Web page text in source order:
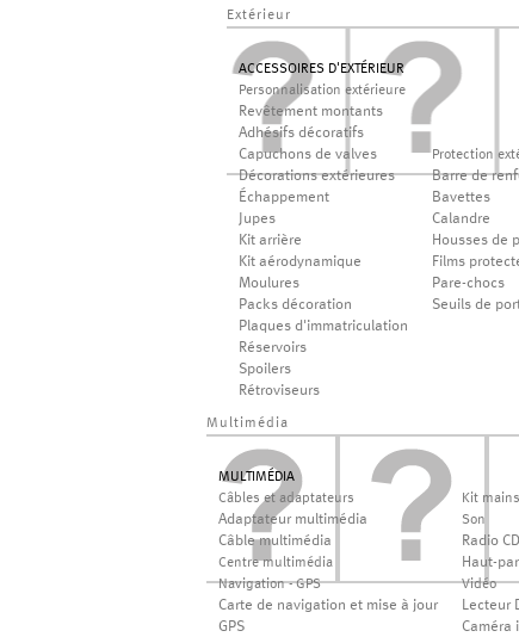
Extérieur
ACCESSOIRES D'EXTÉRIEUR
Personnalisation extérieure
Revêtement montants
Adhésifs décoratifs
Capuchons de valves
Décorations extérieures
Échappement
Jupes
Kit arrière
Kit aérodynamique
Moulures
Packs décoration
Plaques d'immatriculation
Réservoirs
Spoilers
Rétroviseurs
Protection
Barre de
Bavettes
Calandre
Housses de
Films
Pare-chocs
Seuils de
Multimédia
MULTIMÉDIA
Câbles et adaptateurs
Adaptateur multimédia
Câble multimédia
Centre multimédia
Navigation - GPS
Carte de navigation et mise à jour
GPS
Kit
Son
Radio CD
Haut-
Vidéo
Lecteur
Caméra